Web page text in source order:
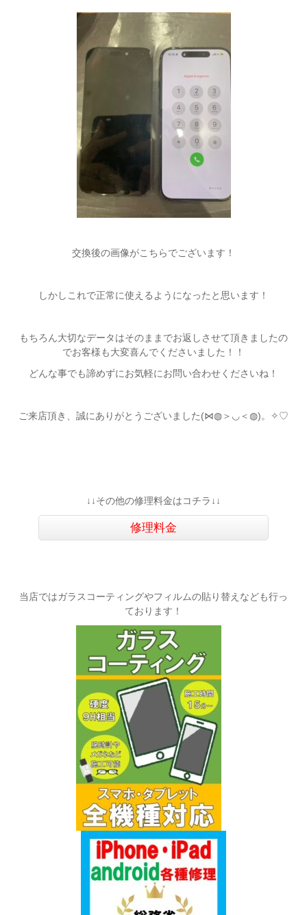
交換後の画像がこちらでございます！
しかしこれで正常に使えるようになったと思います！
もちろん大切なデータはそのままでお返しさせて頂きましたの
でお客様も大変喜んでくださいました！！
どんな事でも諦めずにお気軽にお問い合わせくださいね！
ご来店頂き、誠にありがとうございました(⋈◍＞◡＜◍)。✧♡
↓↓その他の修理料金はコチラ↓↓
修理料金
当店ではガラスコーティングやフィルムの貼り替えなども行っ
ております！